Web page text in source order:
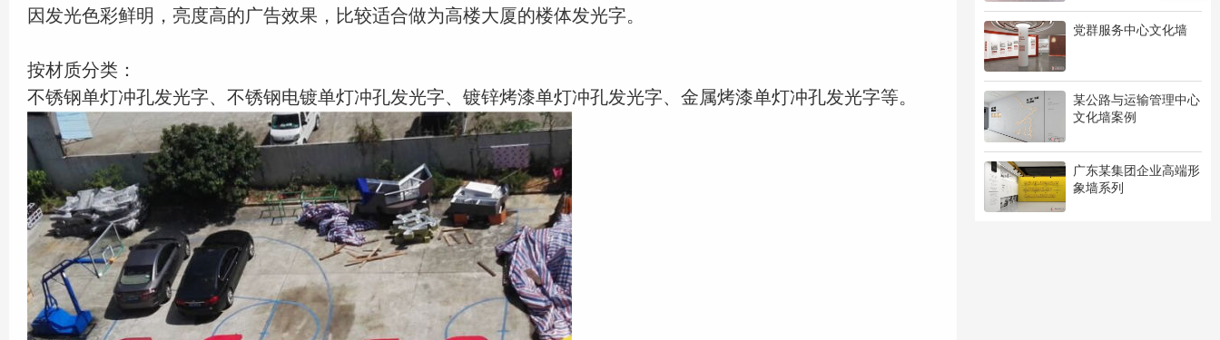
党群服务中心文化墙
某公路与运输管理中心
文化墙案例
广东某集团企业高端形
象墙系列
因发光色彩鲜明，亮度高的广告效果，比较适合做为高楼大厦的楼体发光字。
按材质分类：
不锈钢单灯冲孔发光字、不锈钢电镀单灯冲孔发光字、镀锌烤漆单灯冲孔发光字、金属烤漆单灯冲孔发光字等。